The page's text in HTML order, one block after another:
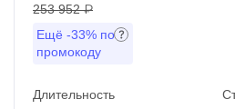
253 952 ₽
Ещё -33% по
промокоду
Длительность